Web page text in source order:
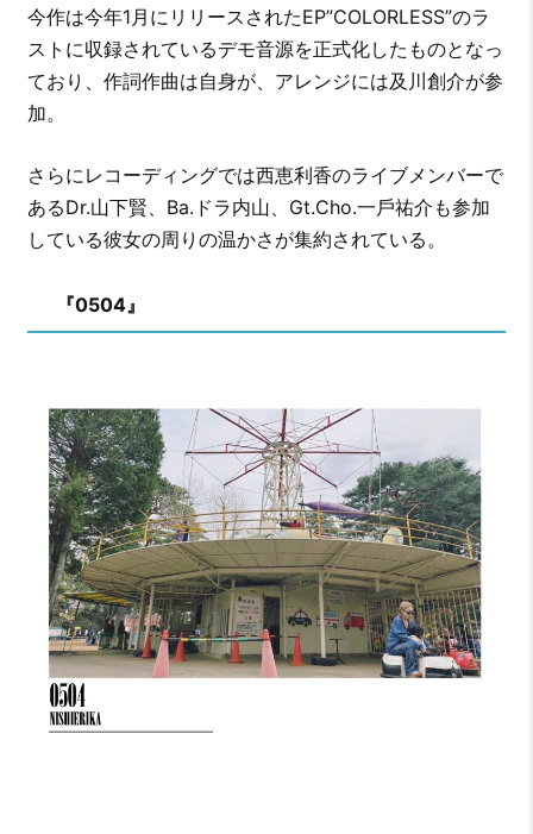
今作は今年1⽉にリリースされたEP”COLORLESS”のラ
ストに収録されているデモ⾳源を正式化したものとなっ
ており、作詞作曲は⾃⾝が、アレンジには及川創介が参
加。
さらにレコーディングでは⻄恵利⾹のライブメンバーで
あるDr.⼭下賢、Ba.ドラ内⼭、Gt.Cho.⼀⼾祐介も参加
している彼⼥の周りの温かさが集約されている。
『0504』